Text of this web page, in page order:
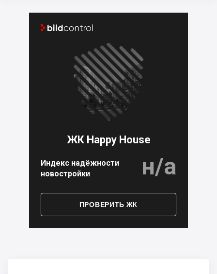
 
ЖК Happy House
Индекс надёжности
новостройки
н/а
ПРОВЕРИТЬ ЖК